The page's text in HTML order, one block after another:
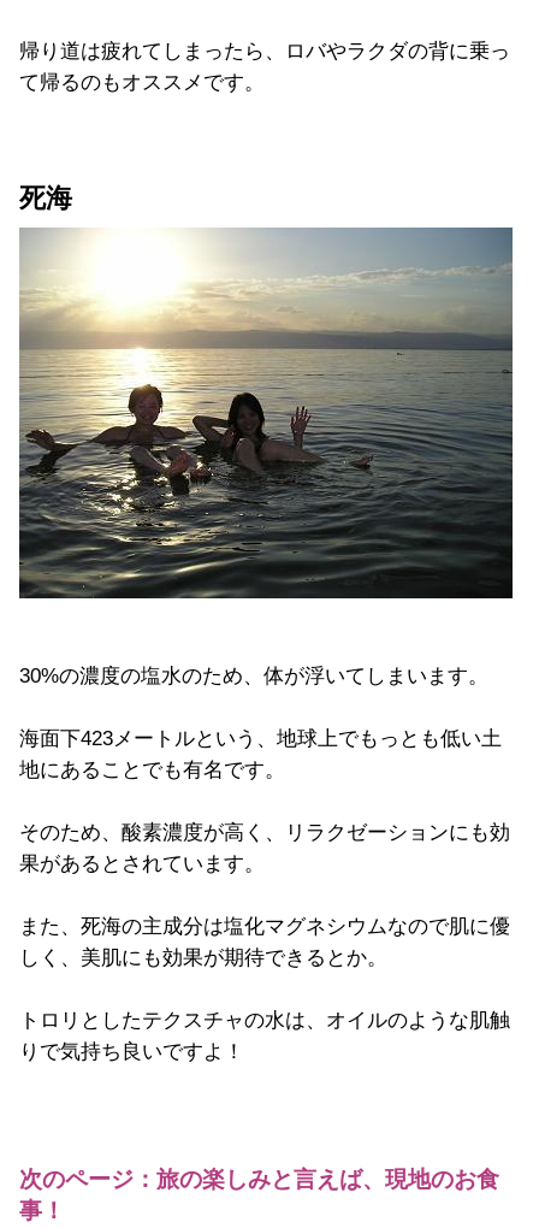
帰り道は疲れてしまったら、ロバやラクダの背に乗っ
て帰るのもオススメです。
死海
30%の濃度の塩水のため、体が浮いてしまいます。
海面下423メートルという、地球上でもっとも低い土
地にあることでも有名です。
そのため、酸素濃度が高く、リラクゼーションにも効
果があるとされています。
また、死海の主成分は塩化マグネシウムなので肌に優
しく、美肌にも効果が期待できるとか。
トロリとしたテクスチャの水は、オイルのような肌触
りで気持ち良いですよ！
次のページ：旅の楽しみと言えば、現地のお食
事！